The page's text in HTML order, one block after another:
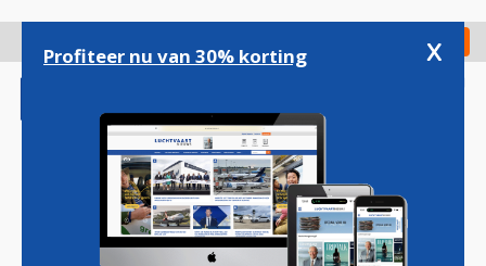
gaan
Check in
Magazine Podcasts Vacatures
Profiteer nu van 30% korting x